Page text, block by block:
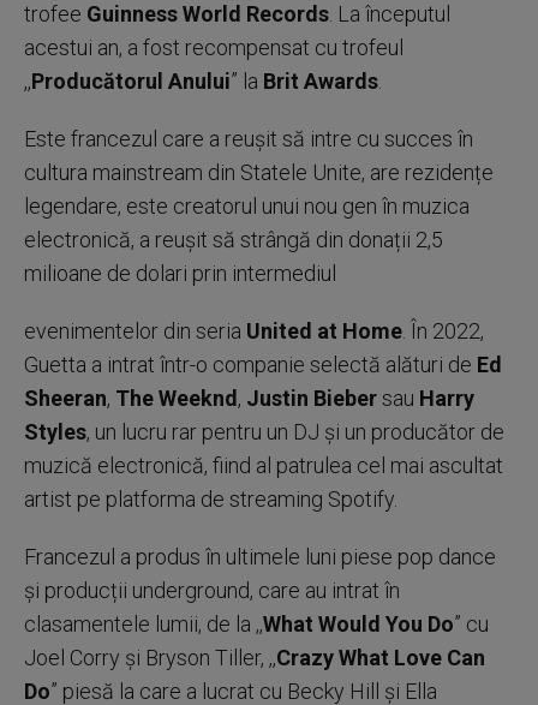
trofee Guinness World Records . La începutul
acestui an, a fost recompensat cu trofeul
,,Producătorul Anului” la Brit Awards
Este francezul care a reușit să intre cu succes în
cultura mainstream din Statele Unite, are rezidențe
legendare, este creatorul unui nou gen în muzica
electronică, a reușit să strângă din donații 2,5
milioane de dolari prin intermediul
evenimentelor din seria United at Home . În 2022,
Guetta a intrat într-o companie selectă alături de Ed
Sheeran, The Weeknd , Justin Biebersau Harry
Styles, un lucru rar pentru un DJ și un producător de
muzică electronică, fiind al patrulea cel mai ascultat
artist pe platforma de streaming Spotify.
Francezul a produs în ultimele luni piese pop dance
și producții underground, care au intrat în
clasamentele lumii, de la ,,What Would You Do” cu
Joel Corry și Bryson Tiller, ,,Crazy What Love Can
Do” piesă la care a lucrat cu Becky Hill și Ella